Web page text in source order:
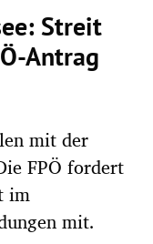
Streit
Antrag
mit der
FPÖ fordert
im
mit.